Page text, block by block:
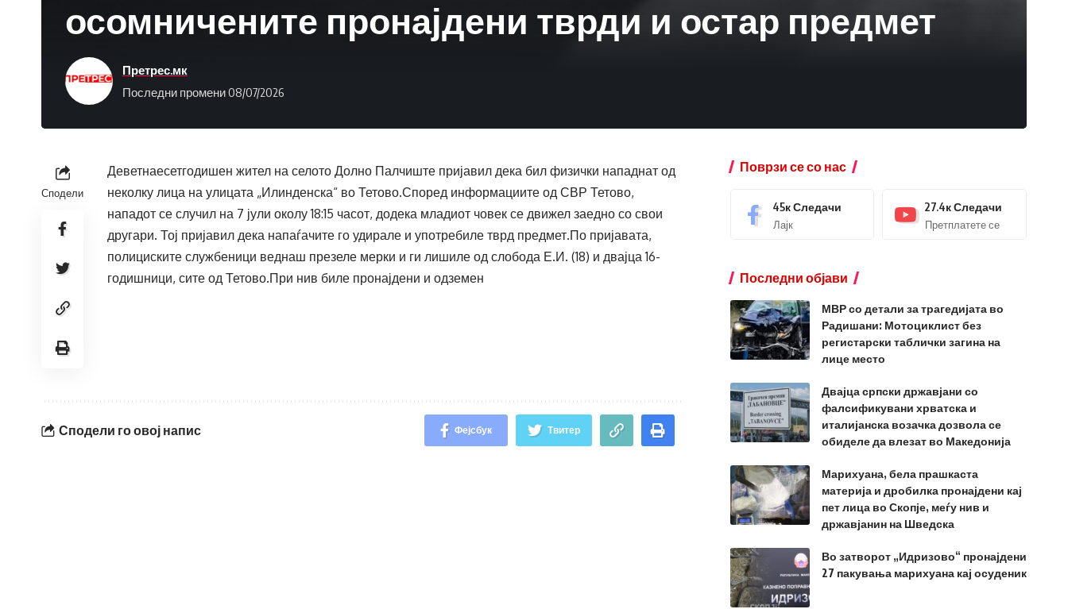
осомничените пронајдени тврди и остар предмет
Последни промени 08/07/2026
Претрес.мк
Сподели
Деветнаесетгодишен жител на селото Долно Палчиште пријавил дека бил физички нападнат од
неколку лица на улицата „Илинденска“ во Тетово.Според информациите од СВР Тетово,
нападот се случил на 7 јули околу 18:15 часот, додека младиот човек се движел заедно со свои
другари. Тој пријавил дека напаѓачите го удирале и употребиле тврд предмет.По пријавата,
полициските службеници веднаш презеле мерки и ги лишиле од слобода Е.И. (18) и двајца 16-
годишници, сите од Тетово.При нив биле пронајдени и одземен
Сподели го овој напис Фејсбук Твитер
Поврзи се со нас
45кСледачи
Лајк
27.4кСледачи
Претплатете се
Последни објави
МВР со детали за трагедијата во
Радишани: Мотоциклист без
регистарски таблички загина на
лице место
Двајца српски државјани со
фалсификувани хрватска и
италијанска возачка дозвола се
обиделе да влезат во Македонија
Марихуана, бела прашкаста
материја и дробилка пронајдени кај
пет лица во Скопје, меѓу нив и
државјанин на Шведска
Во затворот „Идризово“ пронајдени
27 пакувања марихуана кај осуденик